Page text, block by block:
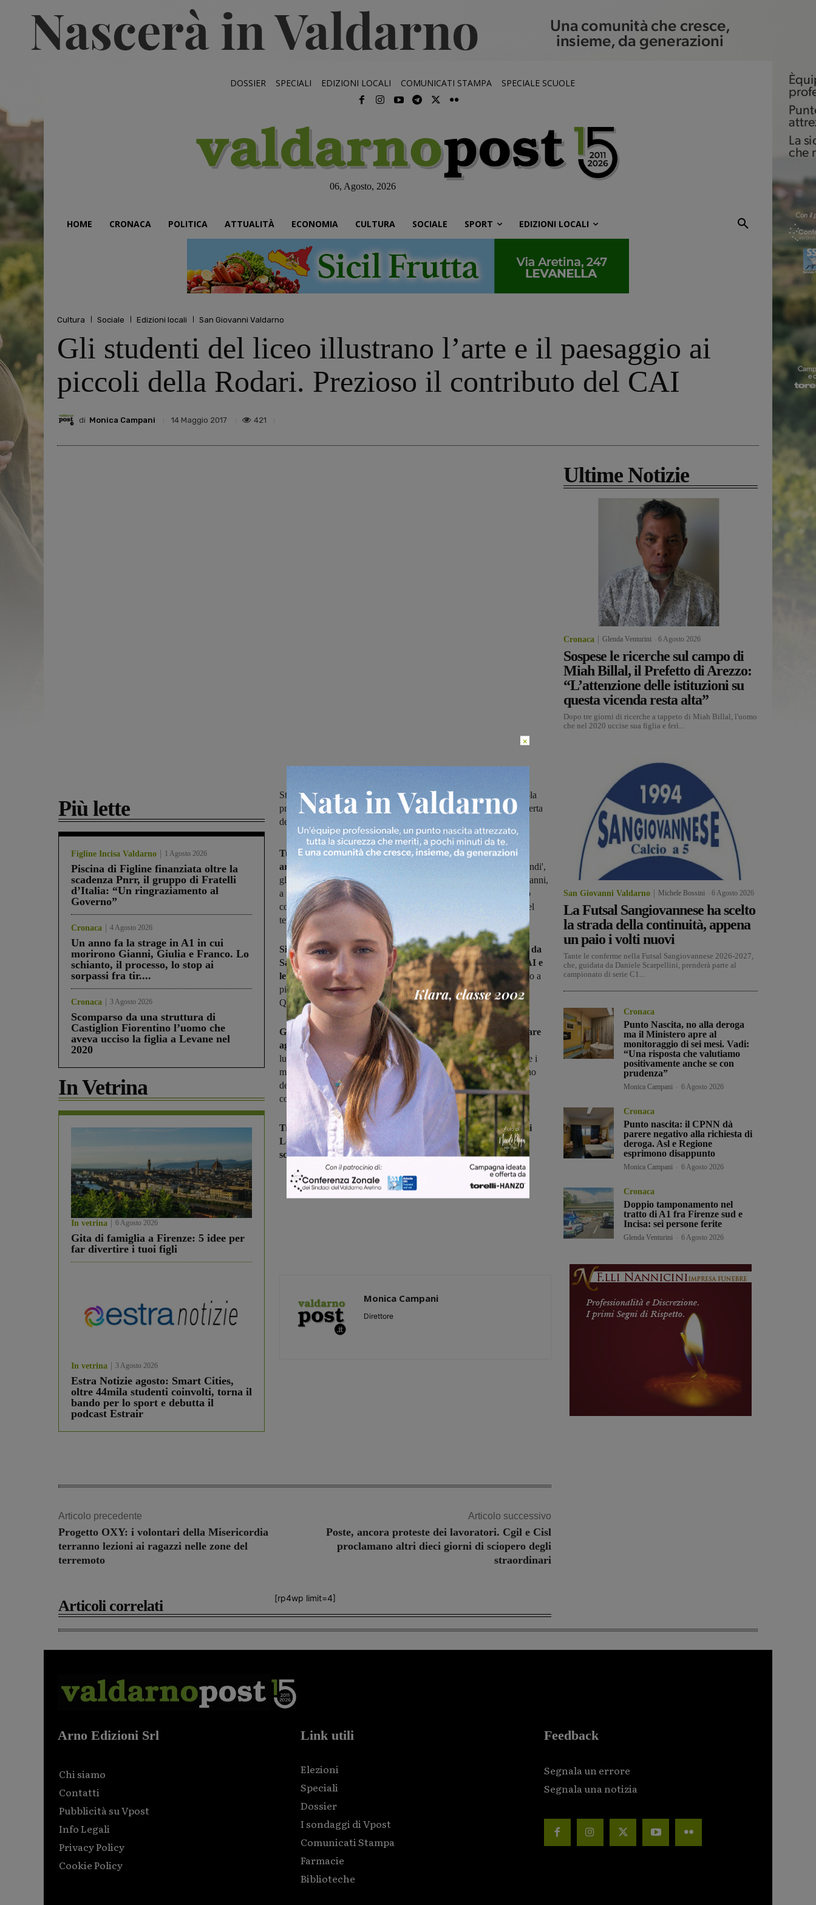
DOSSIER SPECIALI EDIZIONI LOCALI COMUNICATI STAMPA SPECIALE SCUOLE
06, Agosto, 2026
HOME CRONACA POLITICA ATTUALITÀ ECONOMIA CULTURA SOCIALE SPORT EDIZIONI LOCALI
Cultura Sociale Edizioni locali San Giovanni Valdarno
Gli studenti del liceo illustrano l’arte e il paesaggio ai
piccoli della Rodari. Prezioso il contributo del CAI
di Monica Campani 14 Maggio 2017 421
Più lette
Figline Incisa Valdarno 1 Agosto 2026
Piscina di Figline finanziata oltre la
scadenza Pnrr, il gruppo di Fratelli
d’Italia: “Un ringraziamento al
Governo”
Cronaca 4 Agosto 2026
Un anno fa la strage in A1 in cui
morirono Gianni, Giulia e Franco. Lo
schianto, il processo, lo stop ai
sorpassi fra tir....
Cronaca 3 Agosto 2026
Scomparso da una struttura di
Castiglion Fiorentino l’uomo che
aveva ucciso la figlia a Levane nel
2020
In Vetrina
In vetrina 6 Agosto 2026
Gita di famiglia a Firenze: 5 idee per
far divertire i tuoi figli
In vetrina 3 Agosto 2026
Estra Notizie agosto: Smart Cities,
oltre 44mila studenti coinvolti, torna il
bando per lo sport e debutta il
podcast Estrair
Studenti del Liceo Giovanni da San Giovanni, i piccoli della scuola
primaria Rodari e il CAI del Valdarno superiore insieme alla scoperta
delle bellezze del territorio
Tutti insieme alla scoperta delle bellezze paesaggistiche,
architettoniche e storiche del Valdarno.
Ma sono stati i 'più grandi',
gli studenti del Liceo delle scienze umane, Giovanni da San Giovanni,
a illustrare ai 'più piccoli' della scuola primaria Rodari, dell'Istituto
comprensivo Masaccio di San Giovanni, gli aspetti più preziosi del
territorio.
Si tratta del progetto di alternanza lavoro del Liceo Giovanni da
San Giovanni ed ha previsto una visita, con i volontari del CAI e
le insegnanti,alla Badia di Soffena di Castelfranco e poi un anello a
piedi di 13 km tra Castelfranco – Caspri – Lama – Pulicciano –
Quercioli – Castelfranco.
Gli studenti della III° B del Liceo si sono preparati per illustrare
agli alunni di IV° primaria le bellezze artistiche e la storiadei
luoghi da attraversare a piedi. "L'attenzione dei più piccoli durante i
momenti di spiegazione era massima perchè percepivano l'impegno
degli studenti per farsi capire usando un linguaggio semplice e
comprensibile".
Tra qualche giorno è prevista una nuova uscita nel comune di
Loro Ciuffenna con un'altra III° del Liceo e la classe V° della
scuola Rodari, sempre accompagnati dal CAI.
Monica Campani
Direttore
Articolo precedente
Progetto OXY: i volontari della Misericordia
terranno lezioni ai ragazzi nelle zone del
terremoto
Articolo successivo
Poste, ancora proteste dei lavoratori. Cgil e Cisl
proclamano altri dieci giorni di sciopero degli
straordinari
[rp4wp limit=4]
Articoli correlati
Ultime Notizie
Cronaca Glenda Venturini 6 Agosto 2026
Sospese le ricerche sul campo di
Miah Billal, il Prefetto di Arezzo:
“L’attenzione delle istituzioni su
questa vicenda resta alta”
Dopo tre giorni di ricerche a tappeto di Miah Billal, l'uomo
che nel 2020 uccise sua figlia e ferì...
San Giovanni Valdarno Michele Bossini 6 Agosto 2026
La Futsal Sangiovannese ha scelto
la strada della continuità, appena
un paio i volti nuovi
Tante le conferme nella Futsal Sangiovannese 2026-2027,
che, guidata da Daniele Scarpellini, prenderà parte al
campionato di serie C1...
Cronaca
Punto Nascita, no alla deroga
ma il Ministero apre al
monitoraggio di sei mesi. Vadi:
“Una risposta che valutiamo
positivamente anche se con
prudenza”
Monica Campani 6 Agosto 2026
Cronaca
Punto nascita: il CPNN dà
parere negativo alla richiesta di
deroga. Asl e Regione
esprimono disappunto
Monica Campani 6 Agosto 2026
Cronaca
Doppio tamponamento nel
tratto di A1 fra Firenze sud e
Incisa: sei persone ferite
Glenda Venturini 6 Agosto 2026
Arno Edizioni Srl
Chi siamo
Contatti
Pubblicità su Vpost
Info Legali
Privacy Policy
Cookie Policy
Link utili
Elezioni
Speciali
Dossier
I sondaggi di Vpost
Comunicati Stampa
Farmacie
Biblioteche
Feedback
Segnala un errore
Segnala una notizia
×